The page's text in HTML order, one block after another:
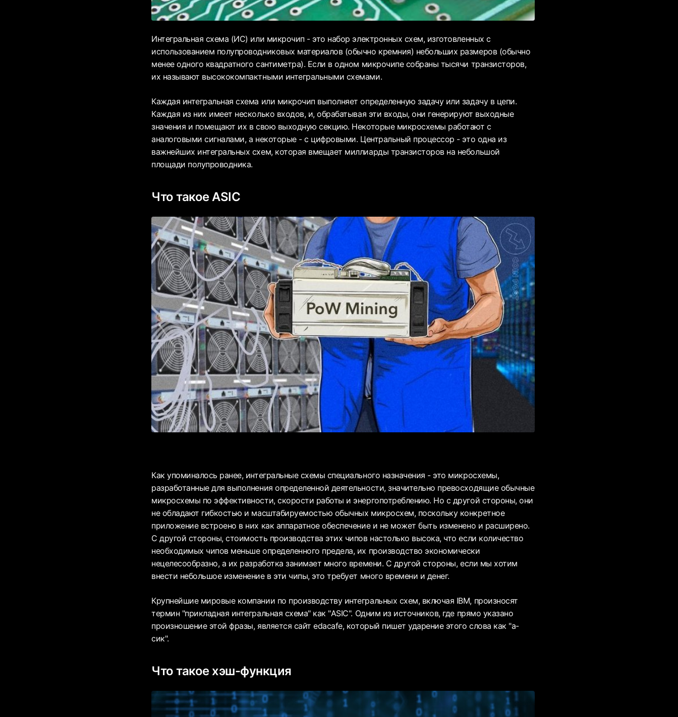
Интегральная схема (ИС) или микрочип - это набор электронных схем, изготовленных с
использованием полупроводниковых материалов (обычно кремния) небольших размеров (обычно
менее одного квадратного сантиметра). Если в одном микрочипе собраны тысячи транзисторов,
их называют высококомпактными интегральными схемами.
Каждая интегральная схема или микрочип выполняет определенную задачу или задачу в цепи.
Каждая из них имеет несколько входов, и, обрабатывая эти входы, они генерируют выходные
значения и помещают их в свою выходную секцию. Некоторые микросхемы работают с
аналоговыми сигналами, а некоторые - с цифровыми. Центральный процессор - это одна из
важнейших интегральных схем, которая вмещает миллиарды транзисторов на небольшой
площади полупроводника.
Что такое ASIC
Как упоминалось ранее, интегральные схемы специального назначения - это микросхемы,
разработанные для выполнения определенной деятельности, значительно превосходящие обычные
микросхемы по эффективности, скорости работы и энергопотреблению. Но с другой стороны, они
не обладают гибкостью и масштабируемостью обычных микросхем, поскольку конкретное
приложение встроено в них как аппаратное обеспечение и не может быть изменено и расширено.
С другой стороны, стоимость производства этих чипов настолько высока, что если количество
необходимых чипов меньше определенного предела, их производство экономически
нецелесообразно, а их разработка занимает много времени. С другой стороны, если мы хотим
внести небольшое изменение в эти чипы, это требует много времени и денег.
Крупнейшие мировые компании по производству интегральных схем, включая IBM, произносят
термин "прикладная интегральная схема" как "ASIC". Одним из источников, где прямо указано
произношение этой фразы, является сайт edacafe, который пишет ударение этого слова как "а-
сик".
Что такое хэш-функция